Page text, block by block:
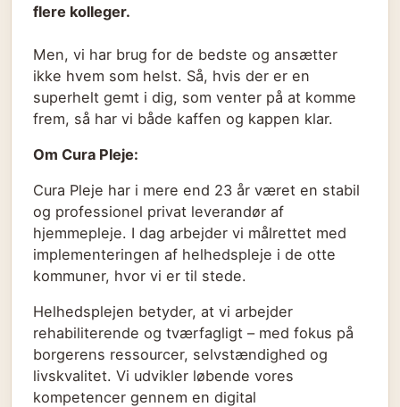
flere kolleger.
Men, vi har brug for de bedste og ansætter
ikke hvem som helst. Så, hvis der er en
superhelt gemt i dig, som venter på at komme
frem, så har vi både kaffen og kappen klar.
Om Cura Pleje:
Cura Pleje har i mere end 23 år været en stabil
og professionel privat leverandør af
hjemmepleje. I dag arbejder vi målrettet med
implementeringen af helhedspleje i de otte
kommuner, hvor vi er til stede.
Helhedsplejen betyder, at vi arbejder
rehabiliterende og tværfagligt – med fokus på
borgerens ressourcer, selvstændighed og
livskvalitet. Vi udvikler løbende vores
kompetencer gennem en digital